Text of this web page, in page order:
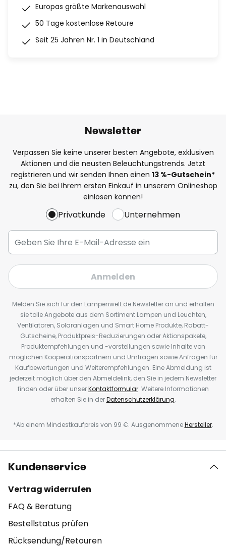
Europas größte Markenauswahl
50 Tage kostenlose Retoure
Seit 25 Jahren Nr. 1 in Deutschland
Newsletter
Verpassen Sie keine unserer besten Angebote, exklusiven
Aktionen und die neusten Beleuchtungstrends. Jetzt
registrieren und wir senden Ihnen einen 13 %-Gutschein*
zu, den Sie bei Ihrem ersten Einkauf in unserem Onlineshop
einlösen können!
Privatkunde Unternehmen
Anmelden
Melden Sie sich für den Lampenwelt.de Newsletter an und erhalten
sie tolle Angebote aus dem Sortiment Lampen und Leuchten,
Ventilatoren, Solaranlagen und Smart Home Produkte, Rabatt-
Gutscheine, Produktpreis-Reduzierungen oder Aktionspakete,
Produktempfehlungen und -vorstellungen sowie Inhalte von
möglichen Kooperationspartnern und Umfragen sowie Anfragen für
Kaufbewertungen und Weiterempfehlungen. Eine Abmeldung ist
jederzeit möglich über den Abmeldelink, den Sie in jedem Newsletter
finden oder über unserKontaktformular. Weitere Informationen
erhalten Sie in derDatenschutzerklärung.
*Ab einem Mindestkaufpreis von 99 €. AusgenommeneHersteller.
Kundenservice
Vertrag widerrufen
FAQ & Beratung
Bestellstatus prüfen
Rücksendung/Retouren